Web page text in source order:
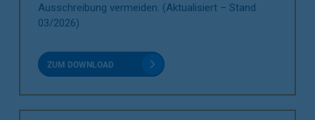
Ausschreibung vermeiden. (Aktualisiert – Stand
03/2026)
ZUM DOWNLOAD